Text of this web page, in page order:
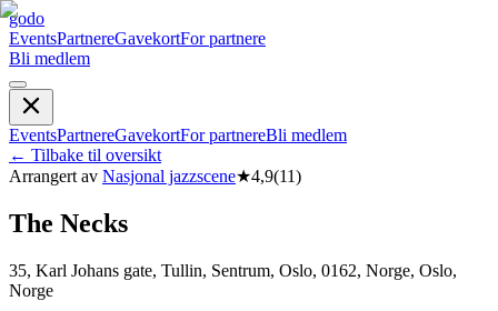
godo
EventsPartnereGavekortFor partnere
Bli medlem
EventsPartnereGavekortFor partnereBli medlem
← Tilbake til oversikt
Arrangert av Nasjonal jazzscene★4,9(11)
The Necks
35, Karl Johans gate, Tullin, Sentrum, Oslo, 0162, Norge, Oslo,
Norge